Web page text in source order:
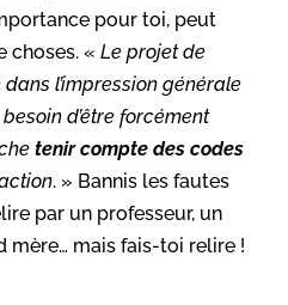
pour toi, peut
choses. « Le projet de
l’impression générale
d’être forcément
tenir compte des codes
. » Bannis les fautes
par un professeur, un
mère… mais fais-toi relire !